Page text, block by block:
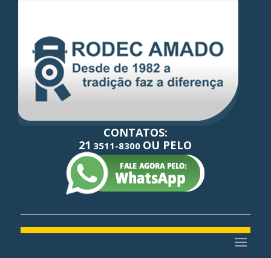
CONTATOS:
21 3511-8300 OU PELO